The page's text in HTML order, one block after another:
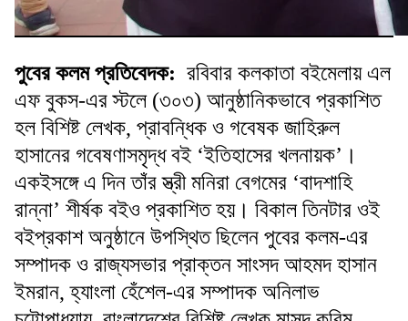
পুবের কলম প্রতিবেদক: রবিবার কলকাতা বইমেলায় এল
এফ বুকস-এর স্টলে (৩০৩) আনুষ্ঠানিকভাবে প্রকাশিত
হল বিশিষ্ট লেখক, প্রাবন্ধিক ও গবেষক জাহিরুল
হাসানের গবেষণাসমৃদ্ধ বই ‘ইতিহাসের খলনায়ক’।
একইসঙ্গে এ দিন তাঁর স্ত্রী মনিরা বেগমের ‘বাদশাহি
রান্না’ শীর্ষক বইও প্রকাশিত হয়। বিকাল তিনটার ওই
বইপ্রকাশ অনুষ্ঠানে উপস্থিত ছিলেন পুবের কলম-এর
সম্পাদক ও রাজ্যসভার প্রাক্তন সাংসদ আহমদ হাসান
ইমরান, হ্যাংলা হেঁশেল-এর সম্পাদক অনিলাভ